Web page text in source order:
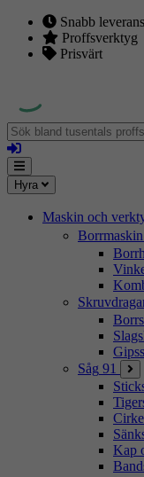
Snabb leverans
Proffsverktyg
Prisvärt
Sök
bland
tusentals
proffsmaskiner
Logga
in
Mina
sidor
Meny
Hyra
Maskin och
Borrmaskin
Såg 91
Kap